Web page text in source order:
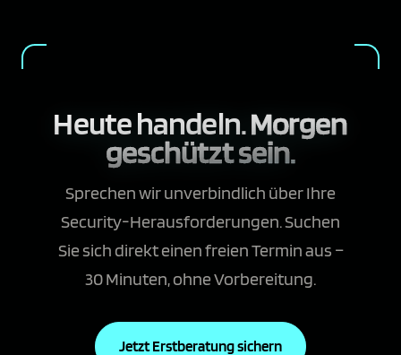
Heute handeln.Morgen
geschützt sein.
Sprechen wir unverbindlich über Ihre
Security-Herausforderungen. Suchen
Sie sich direkt einen freien Termin aus –
30 Minuten, ohne Vorbereitung.
Jetzt Erstberatung sichern